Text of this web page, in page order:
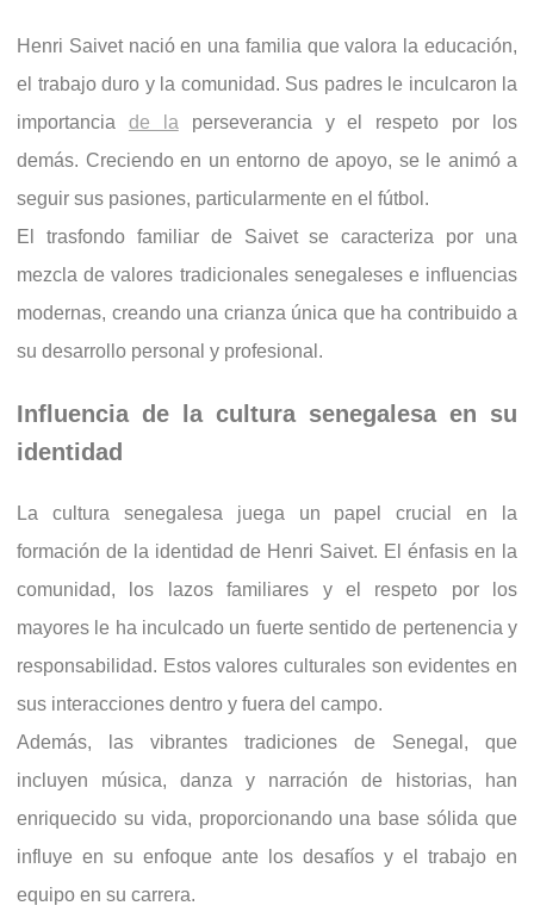
Henri Saivet nació en una familia que valora la educación,
el trabajo duro y la comunidad. Sus padres le inculcaron la
importancia de la perseverancia y el respeto por los
demás. Creciendo en un entorno de apoyo, se le animó a
seguir sus pasiones, particularmente en el fútbol.
El trasfondo familiar de Saivet se caracteriza por una
mezcla de valores tradicionales senegaleses e influencias
modernas, creando una crianza única que ha contribuido a
su desarrollo personal y profesional.
Influencia de la cultura senegalesa en su
identidad
La cultura senegalesa juega un papel crucial en la
formación de la identidad de Henri Saivet. El énfasis en la
comunidad, los lazos familiares y el respeto por los
mayores le ha inculcado un fuerte sentido de pertenencia y
responsabilidad. Estos valores culturales son evidentes en
sus interacciones dentro y fuera del campo.
Además, las vibrantes tradiciones de Senegal, que
incluyen música, danza y narración de historias, han
enriquecido su vida, proporcionando una base sólida que
influye en su enfoque ante los desafíos y el trabajo en
equipo en su carrera.